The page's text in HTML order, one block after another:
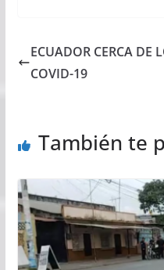
ECUADOR CERCA DE
COVID-19
También te